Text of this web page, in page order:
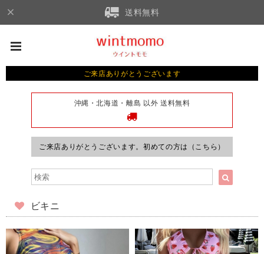
送料無料
ご来店ありがとうございます
沖縄・北海道・離島 以外 送料無料
ご来店ありがとうございます。初めての方は（こちら）
ビキニ